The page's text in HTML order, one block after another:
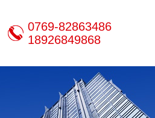
0769-82863486
18926849868